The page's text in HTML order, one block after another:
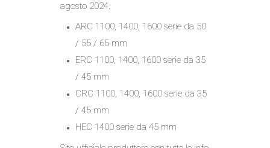
agosto 2024.
ARC 1100, 1400, 1600 serie da 50
/ 55 / 65 mm
ERC 1100, 1400, 1600 serie da 35
/ 45 mm
CRC 1100, 1400, 1600 serie da 35
/ 45 mm
HEC 1400 serie da 45 mm